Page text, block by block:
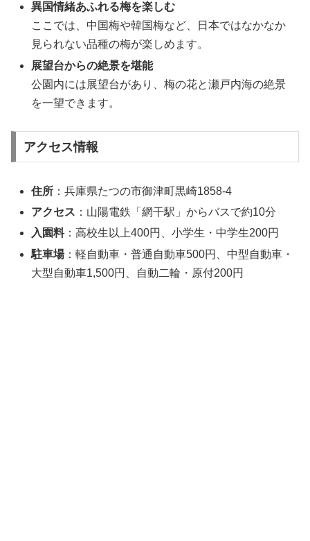
異国情緒あふれる梅を楽しむ
ここでは、中国梅や韓国梅など、日本ではなかなか
見られない品種の梅が楽しめます。
展望台からの絶景を堪能
公園内には展望台があり、梅の花と瀬戸内海の絶景
を一望できます。
アクセス情報
住所 ：兵庫県たつの市御津町黒崎1858-4
アクセス ：山陽電鉄「網干駅」からバスで約10分
入園料：高校生以上400円、小学生・中学生200円
駐車場：軽自動車・普通自動車500円、中型自動車・
大型自動車1,500円、自動二輪・原付200円